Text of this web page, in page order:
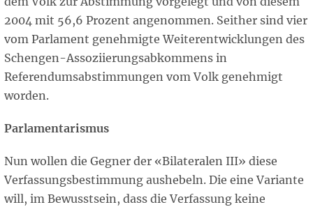
2004 mit 56,6 Prozent angenommen. Seither sind vier
vom Parlament genehmigte Weiterentwicklungen des
Schengen-Assoziierungsabkommens in
Referendumsabstimmungen vom Volk genehmigt
worden.
Parlamentarismus
Nun wollen die Gegner der «Bilateralen III» diese
Verfassungsbestimmung aushebeln. Die eine Variante
will, im Bewusstsein, dass die Verfassung keine